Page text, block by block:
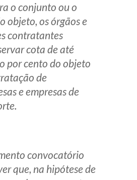
o conjunto ou o
objeto, os órgãos e
contratantes
cota de até
por cento do objeto
de
e empresas de
convocatório
que, na hipótese de